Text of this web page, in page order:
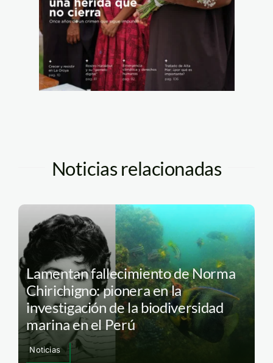
Noticias relacionadas
Lamentan fallecimiento de Norma
Chirichigno: pionera en la
investigación de la biodiversidad
marina en el Perú
Noticias